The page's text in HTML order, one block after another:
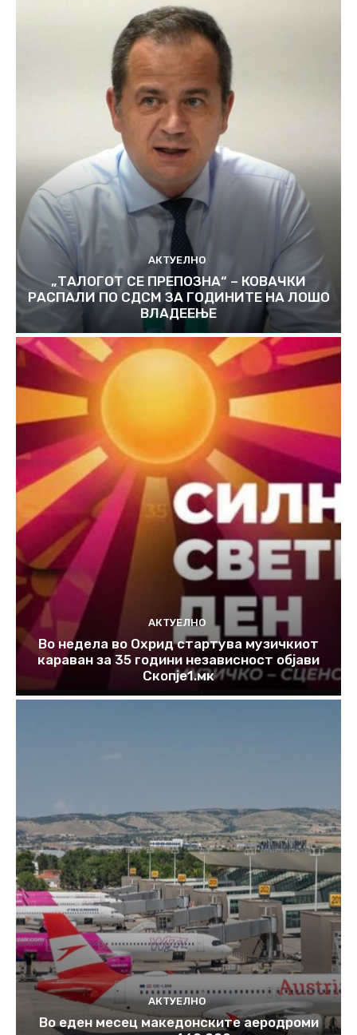
АКТУЕЛНО
„ТАЛОГОТ СЕ ПРЕПОЗНА“ – КОВАЧКИ
РАСПАЛИ ПО СДСМ ЗА ГОДИНИТЕ НА ЛОШО
ВЛАДЕЕЊЕ
АКТУЕЛНО
Во недела во Охрид стартува музичкиот
караван за 35 години независност објави
Скопје1.мк
АКТУЕЛНО
Во еден месец македонските аеродроми